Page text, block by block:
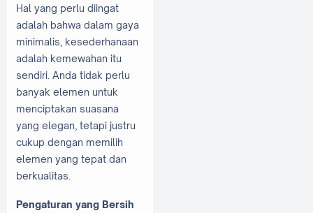
Hal yang perlu diingat
adalah bahwa dalam gaya
minimalis, kesederhanaan
adalah kemewahan itu
sendiri. Anda tidak perlu
banyak elemen untuk
menciptakan suasana
yang elegan, tetapi justru
cukup dengan memilih
elemen yang tepat dan
berkualitas.
Pengaturan yang Bersih